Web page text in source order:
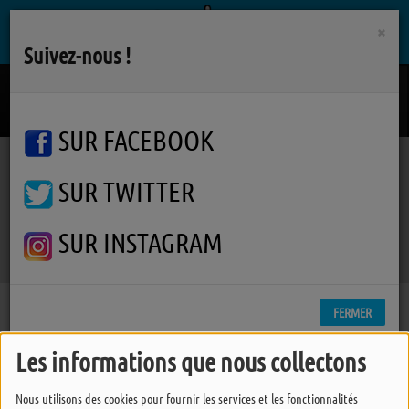
Les informations que nous collectons
Nous utilisons des cookies pour fournir les services et les fonctionnalités
Podcasts Varanger Varanger
Varanger
×
Suivez-nous !
SUR FACEBOOK
SUR TWITTER
SUR INSTAGRAM
FERMER